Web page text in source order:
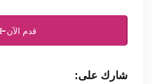
قدم الآن
شارك على: